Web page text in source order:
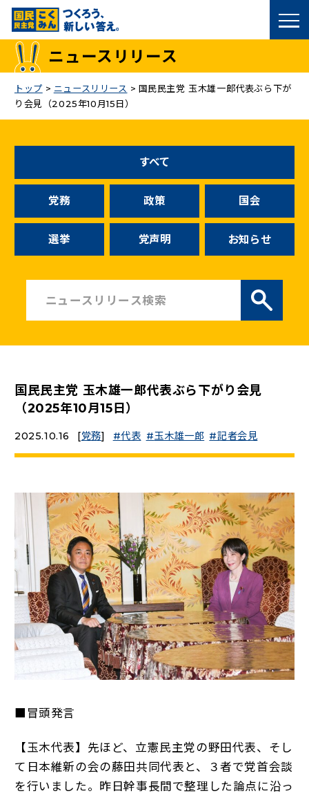
国民民主党トップ
議員
候補者公募
こくみん政治塾
お問い合わせ
ニュースリリース
こくみんうさぎの部屋
Go!Go!こくみんストア（新しいタブで開く）
こくみんオンラインスクール （新しいタブで開く）
国民民主党学生部 （新しいタブで開く）
二次創作ガイドライン（新しいタブで開く）
プライバシーポリシー
特定商取引法に基づく表記
ニュースリリース
トップ > ニュースリリース > 国民民主党 玉木雄一郎代表ぶら下が
り会見（2025年10月15日）
すべて
党務 政策 国会
選挙 党声明 お知らせ
国民民主党 玉木雄一郎代表ぶら下がり会見
（2025年10月15日）
2025.10.16 [党務] 代表 玉木雄一郎 記者会見
■冒頭発言
【玉木代表】先ほど、立憲民主党の野田代表、そし
て日本維新の会の藤田共同代表と、３者で党首会談
を行いました。昨日幹事長間で整理した論点に沿っ